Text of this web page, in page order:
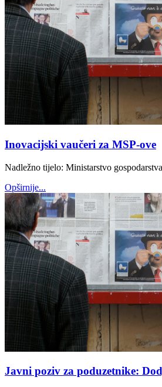
Inovacijski vaučeri za MSP-ove
Nadležno tijelo: Ministarstvo
Opširnije...
Javni poziv za poduzetnike: